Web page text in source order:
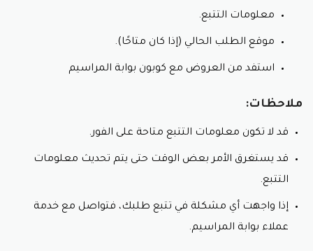
معلومات التتبع.
موقع الطلب الحالي (إذا كان متاحًا).
استفد من العروض مع كوبون بوابة المراسيم
ملاحظات:
قد لا تكون معلومات التتبع متاحة على الفور.
قد يستغرق الأمر بعض الوقت حتى يتم تحديث معلومات
التتبع.
إذا واجهت أي مشكلة في تتبع طلبك، فتواصل مع خدمة
عملاء بوابة المراسيم.